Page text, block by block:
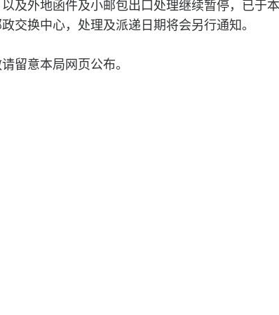
及外地函件及小邮包出口处理继续暂停，已于
交换中心，处理及派递日期将会另行通知。
留意本局网页公布。